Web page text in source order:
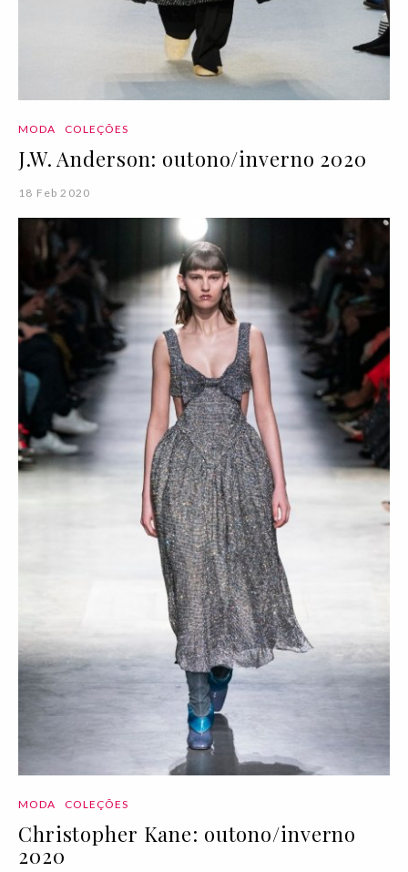
MODA COLEÇÕES
J.W. Anderson: outono/inverno 2020
18 Feb 2020
MODA COLEÇÕES
Christopher Kane: outono/inverno
2020